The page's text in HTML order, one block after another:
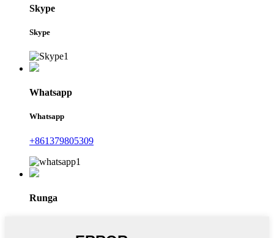
Skype
Skype
Whatsapp
Whatsapp
+861379805309
Runga